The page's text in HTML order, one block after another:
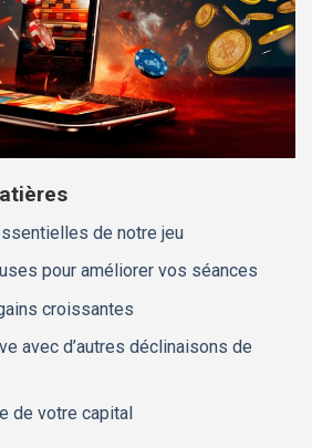
de notre jeu
pour améliorer vos séances
croissantes
avec d’autres déclinaisons de
de votre capital